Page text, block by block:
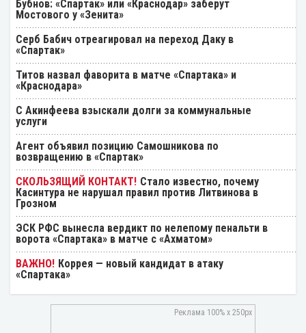
Бубнов: «Спартак» или «Краснодар» заберут
Мостового у «Зенита»
Серб Бабич отреагировал на переход Даку в
«Спартак»
Титов назвал фаворита в матче «Спартака» и
«Краснодара»
С Акинфеева взыскали долги за коммунальные
услуги
Агент объявил позицию Самошникова по
возвращению в «Спартак»
Стало известно, почему
Касинтура не нарушал правил против Литвинова в
Грозном
ЭСК РФС вынесла вердикт по нелепому пенальти в
ворота «Спартака» в матче с «Ахматом»
Коррея — новый кандидат в атаку
«Спартака»